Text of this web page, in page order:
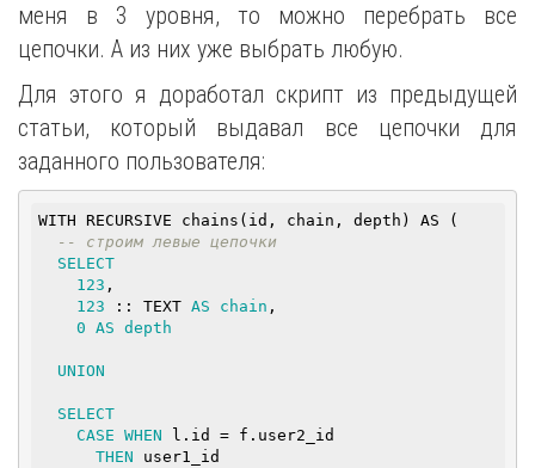
меня в 3 уровня, то можно перебрать все
цепочки. А из них уже выбрать любую.
Для этого я доработал скрипт из предыдущей
статьи, который выдавал все цепочки для
заданного пользователя:
WITH RECURSIVE chains(id, chain, depth) AS (
-- строим левые цепочки
SELECT
123 ,
123 :: TEXT AS chain ,
0 AS depth
UNION
SELECT
CASE WHEN l.id = f.user2_id
THEN user1_id